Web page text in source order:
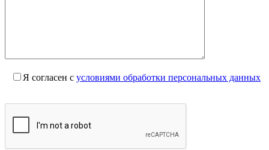
Я согласен с условиями обработки персональных данных